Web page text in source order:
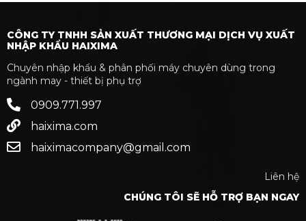
CÔNG TY TNHH SẢN XUẤT THƯƠNG MẠI DỊCH VỤ XUẤT
NHẬP KHẨU HAIXIMA
Chuyên nhập khẩu & phân phối máy chuyên dùng trong
ngành may - thiết bị phụ trợ
0909.771.997
haixima.com
haiximacompany@gmail.com
Liên hệ
CHÚNG TÔI SẼ HỖ TRỢ BẠN NGAY